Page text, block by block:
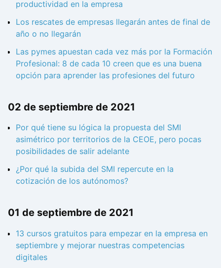
productividad en la empresa
Los rescates de empresas llegarán antes de final de
año o no llegarán
Las pymes apuestan cada vez más por la Formación
Profesional: 8 de cada 10 creen que es una buena
opción para aprender las profesiones del futuro
02 de septiembre de 2021
Por qué tiene su lógica la propuesta del SMI
asimétrico por territorios de la CEOE, pero pocas
posibilidades de salir adelante
¿Por qué la subida del SMI repercute en la
cotización de los autónomos?
01 de septiembre de 2021
13 cursos gratuitos para empezar en la empresa en
septiembre y mejorar nuestras competencias
digitales